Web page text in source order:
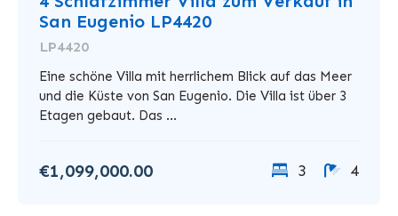
San Eugenio LP4420
LP4420
Eine schöne Villa mit herrlichem Blick auf das Meer
und die Küste von San Eugenio. Die Villa ist über 3
Etagen gebaut. Das ...
€1,099,000.00 3 4